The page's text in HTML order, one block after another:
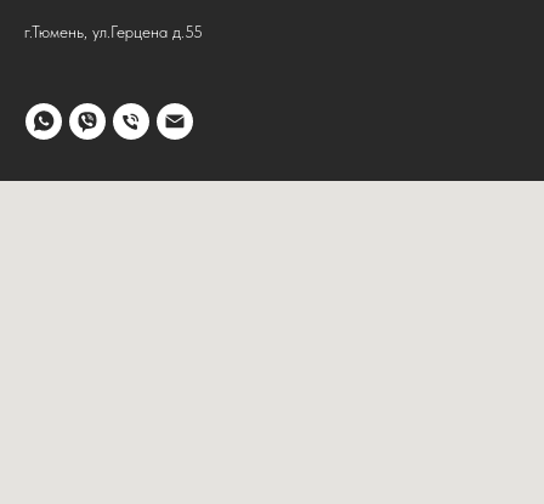
г.Тюмень, ул.Герцена д.55